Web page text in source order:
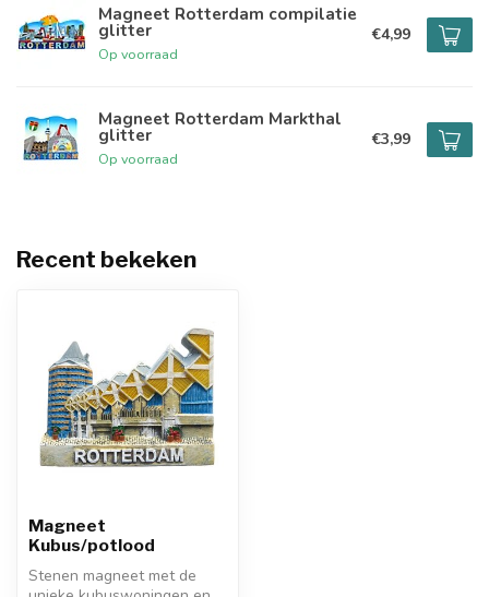
Magneet Rotterdam compilatie
glitter
Op voorraad
€4,99
Magneet Rotterdam Markthal
glitter
Op voorraad
€3,99
Recent bekeken
Magneet
Kubus/potlood
Stenen magneet met de